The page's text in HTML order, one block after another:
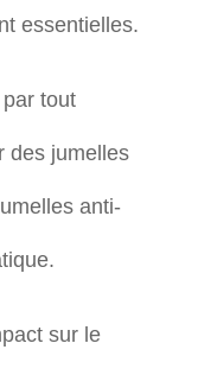
essentielles.
tout
des jumelles
anti-
sur le